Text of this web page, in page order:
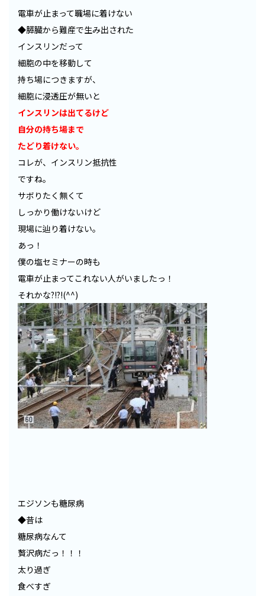
電車が止まって職場に着けない
◆膵臓から難産で生み出された
インスリンだって
細胞の中を移動して
持ち場につきますが、
細胞に浸透圧が無いと
インスリンは出てるけど
自分の持ち場まで
たどり着けない。
コレが、インスリン抵抗性
ですね。
サボりたく無くて
しっかり働けないけど
現場に辿り着けない。
あっ！
僕の塩セミナーの時も
電車が止まってこれない人がいましたっ！
それかな?!?!(^^)
エジソンも糖尿病
◆昔は
糖尿病なんて
贅沢病だっ！！！
太り過ぎ
食べすぎ